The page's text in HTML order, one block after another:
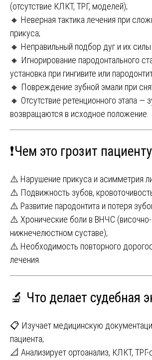
(отсутствие КЛКТ, ТРГ, моделей);
🔸 Неверная тактика лечения при
прикуса;
🔸 Неправильный подбор дуг и их
🔸 Игнорирование пародонтального
установка при гингивите или
🔸 Повреждение зубной эмали при
🔸 Отсутствие ретенционного этапа —
возвращаются в исходное положение.
❗️Чем это грозит
⚠️ Нарушение прикуса и асимметрия
⚠️ Подвижность зубов,
⚠️ Развитие пародонтита и потеря
⚠️ Хронические боли в ВНЧС (височно-
нижнечелюстном суставе);
⚠️ Необходимость повторного
лечения.
🔬 Что делает судебная
📋 Изучает медицинскую
пациента;
📐 Анализирует ортоанализ, КЛКТ,